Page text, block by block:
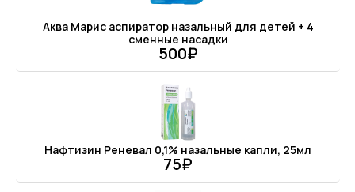
Аква Марис аспиратор назальный для детей + 4
сменные насадки
500₽
Нафтизин Реневал 0,1% назальные капли, 25мл
75₽